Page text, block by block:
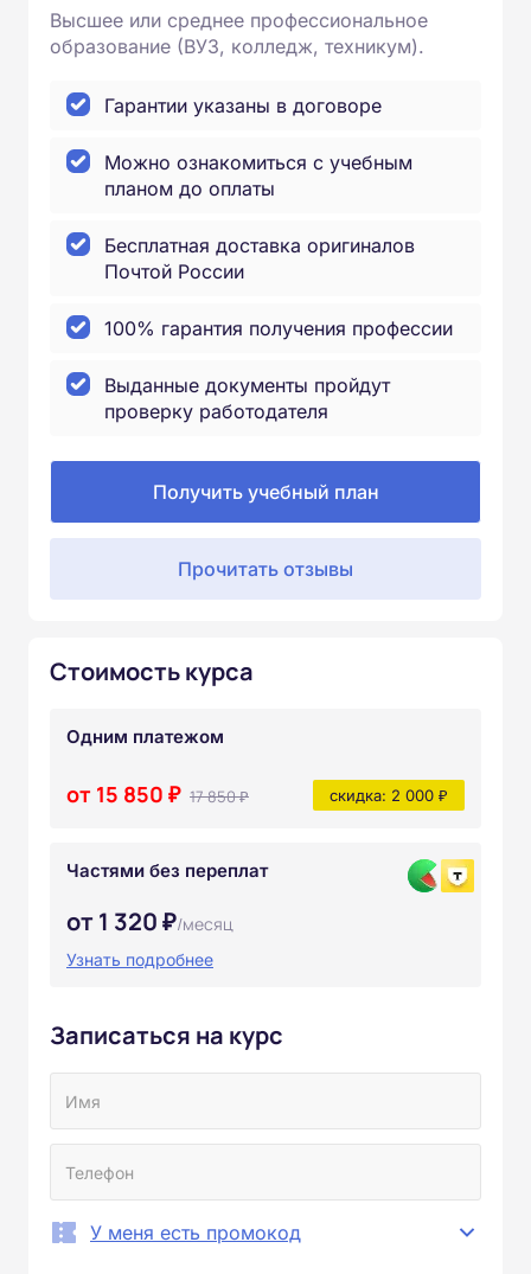
Высшее или среднее профессиональное
образование (ВУЗ, колледж, техникум).
Гарантии указаны в договоре
Можно ознакомиться с учебным
планом до оплаты
Бесплатная доставка оригиналов
Почтой России
100% гарантия получения профессии
Выданные документы пройдут
проверку работодателя
Получить учебный план
Прочитать отзывы
Стоимость курса
Одним платежом
от 15 850 ₽ 17 850 ₽ скидка: 2 000 ₽
Частями без переплат
от 1 320 ₽/месяц
Узнать подробнее
Записаться на курс
У меня есть промокод